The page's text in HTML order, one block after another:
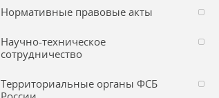
Нормативные правовые акты
Научно-техническое
сотрудничество
Территориальные органы ФСБ